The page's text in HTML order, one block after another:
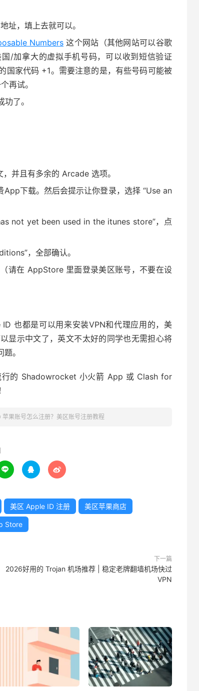
址，填上去就可以。
Numbers 这个网站（其他网站可以谷歌
/加拿大的虚拟手机号码，可以收到短信验证
国家代码 +1。需要注意的是，有些号码可能被
再试。
了。
并且有多余的 Arcade 选项。
下载。然后会提示让你登录，选择 “Use an
not yet been used in the itunes store”，点
，全部确认。
请在 AppStore 里面登录美区账号，不要在设
也都是可以用来安装VPN和代理应用的，美
显示中文了，英文不太好的同学也无需担心将
。
的 Shadowrocket 小火箭 App 或 Clash for
苹果账号怎么注册？美区账号注册教程
  
美区 Apple ID 注册 美区苹果商店
Store
下一篇
2026好用的 Trojan 机场推荐 | 稳定老牌翻墙机场快过
VPN